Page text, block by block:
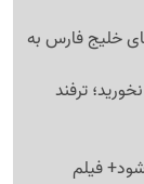
خلیج فارس به
ترفند
فیلم